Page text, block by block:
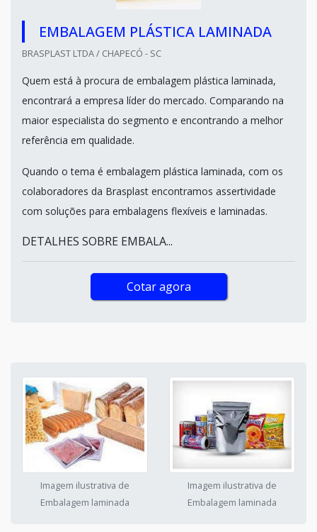
EMBALAGEM PLÁSTICA LAMINADA
BRASPLAST LTDA / CHAPECÓ - SC
Quem está à procura de embalagem plástica laminada,
encontrará a empresa líder do mercado. Comparando na
maior especialista do segmento e encontrando a melhor
referência em qualidade.
Quando o tema é embalagem plástica laminada, com os
colaboradores da Brasplast encontramos assertividade
com soluções para embalagens flexíveis e laminadas.
DETALHES SOBRE EMBALA...
Cotar agora
Imagem ilustrativa de
Embalagem laminada
Imagem ilustrativa de
Embalagem laminada